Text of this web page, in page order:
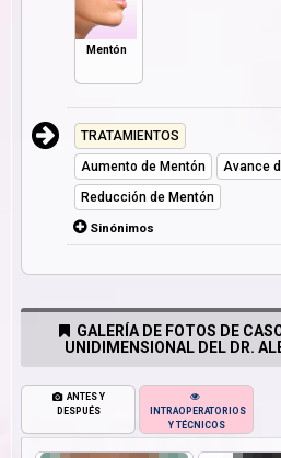
Mentón
TRATAMIENTOS
Aumento de Mentón
Avance
Reducción de Mentón
Sinónimos
GALERÍA DE FOTOS DE
UNIDIMENSIONAL DEL DR.
ANTES Y
DESPUÉS
INTRAOPERATORIOS
Y TÉCNICOS